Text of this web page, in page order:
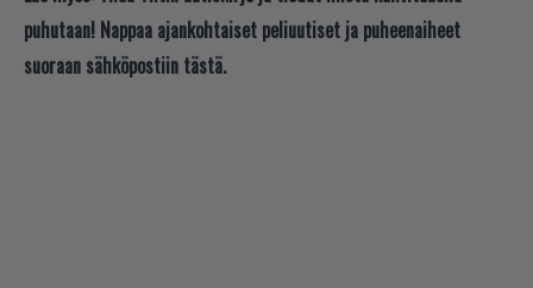
puhutaan! Nappaa ajankohtaiset peliuutiset ja puheenaiheet
suoraan sähköpostiin tästä.